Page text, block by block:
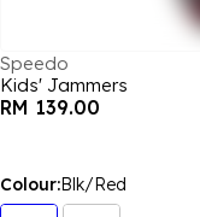
Speedo
Kids' Jammers
RM 139.00
Colour:Blk/Red